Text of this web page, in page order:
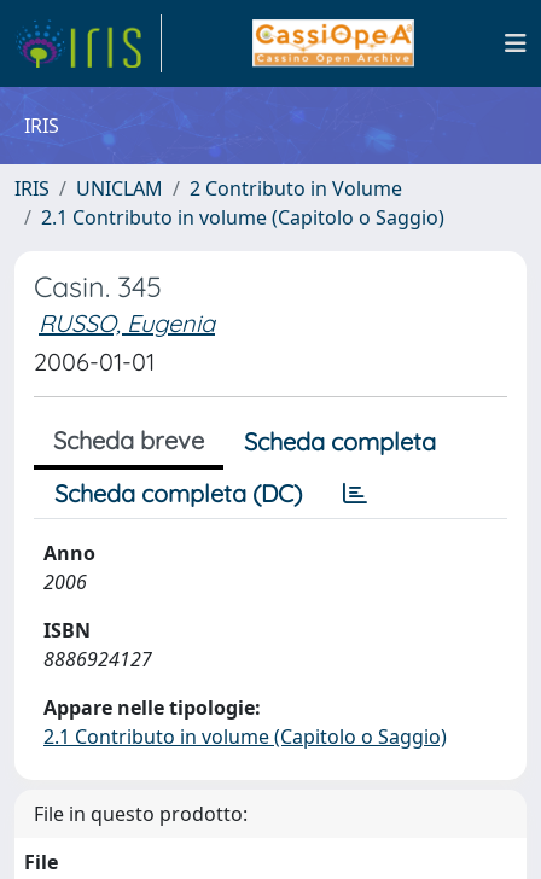
IRIS
IRIS UNICLAM
2 Contributo in Volume
2.1 Contributo in volume (Capitolo o Saggio)
Casin. 345
RUSSO, Eugenia
2006-01-01
Scheda breve
Scheda completa
Scheda completa (DC)
Anno
2006
ISBN
8886924127
Appare nelle tipologie:
2.1 Contributo in volume (Capitolo o Saggio)
File in questo prodotto:
File